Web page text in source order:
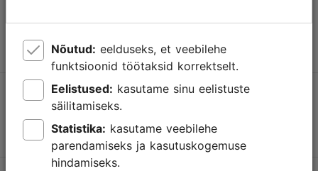
Jälgi meid @ VisitTallinn
Nõutud:
funktsioonid töötaksid korrektselt.
Eelistused:
säilitamiseks.
Statistika:
parendamiseks ja kasutuskogemuse
hindamiseks.